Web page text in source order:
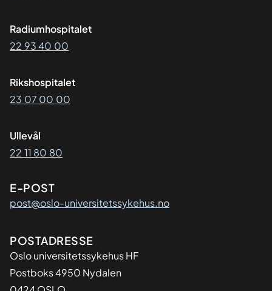
Radiumhospitalet
22 93 40 00
Rikshospitalet
23 07 00 00
Ullevål
22 11 80 80
E-POST
post@oslo-universitetssykehus.no
Adresse
POSTADRESSE
Oslo universitetssykehus HF
Postboks 4950 Nydalen